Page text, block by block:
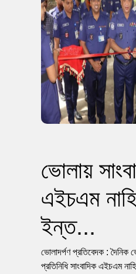
ভোলায়
এইচএম
ইন্ত...
ভোলাদর্পণ প্রতিবেদক : দৈনিক
প্রতিনিধি সাংবাদিক এইচএম